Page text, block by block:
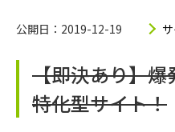
公開日：2019-12-19
【即決あり】爆
特化型サイト！